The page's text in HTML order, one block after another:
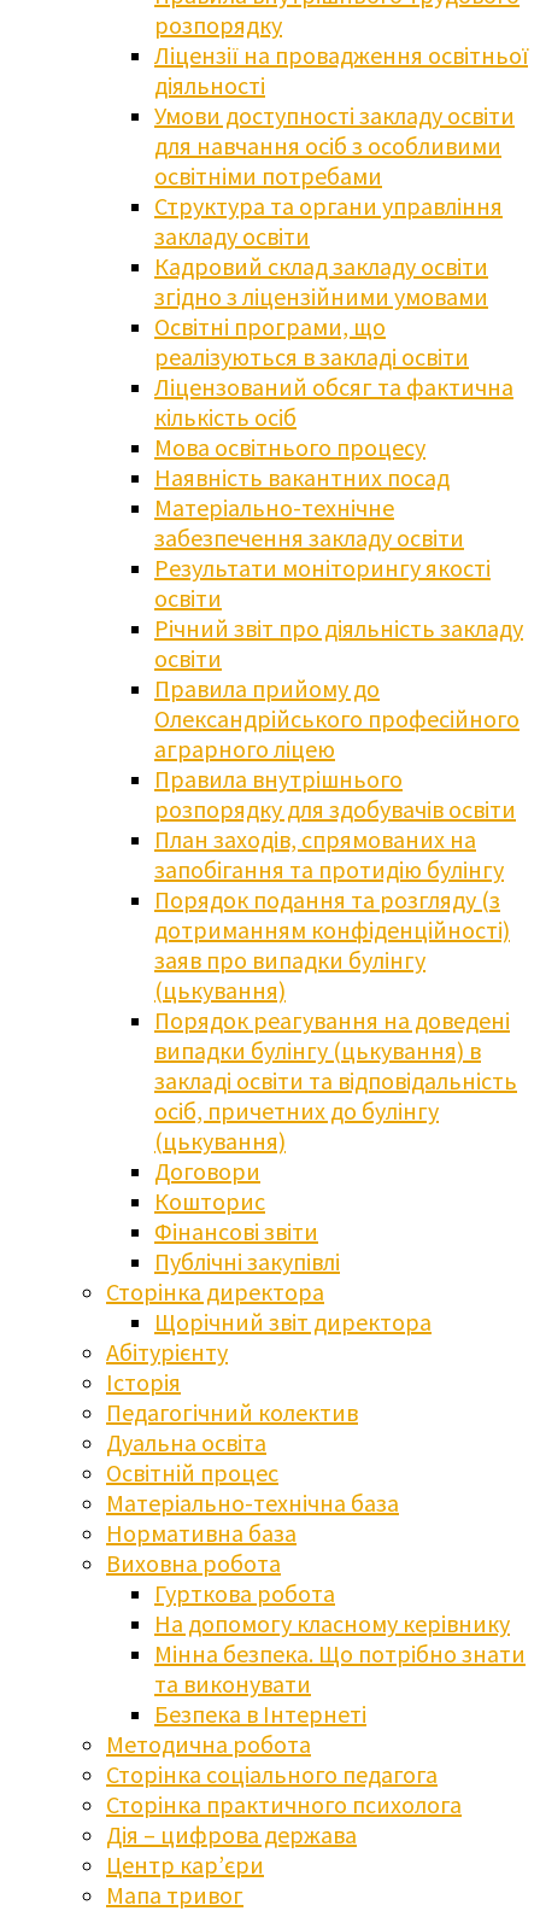
розпорядку
Ліцензії на провадження освітньої
діяльності
Умови доступності закладу освіти
для навчання осіб з особливими
освітніми потребами
Структура та органи управління
закладу освіти
Кадровий склад закладу освіти
згідно з ліцензійними умовами
Освітні програми, що
реалізуються в закладі освіти
Ліцензований обсяг та фактична
кількість осіб
Мова освітнього процесу
Наявність вакантних посад
Матеріально-технічне
забезпечення закладу освіти
Результати моніторингу якості
освіти
Річний звіт про діяльність закладу
освіти
Правила прийому до
Олександрійського професійного
аграрного ліцею
Правила внутрішнього
розпорядку для здобувачів освіти
План заходів, спрямованих на
запобігання та протидію булінгу
Порядок подання та розгляду (з
дотриманням конфіденційності)
заяв про випадки булінгу
(цькування)
Порядок реагування на доведені
випадки булінгу (цькування) в
закладі освіти та відповідальність
осіб, причетних до булінгу
(цькування)
Договори
Кошторис
Фінансові звіти
Публічні закупівлі
Сторінка директора
Щорічний звіт директора
Абітурієнту
Історія
Педагогічний колектив
Дуальна освіта
Освітній процес
Матеріально-технічна база
Нормативна база
Виховна робота
Гурткова робота
На допомогу класному керівнику
Мінна безпека. Що потрібно знати
та виконувати
Безпека в Інтернеті
Методична робота
Сторінка соціального педагога
Сторінка практичного психолога
Дія – цифрова держава
Центр кар’єри
Мапа тривог